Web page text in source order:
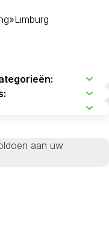
»Limburg
aan uw